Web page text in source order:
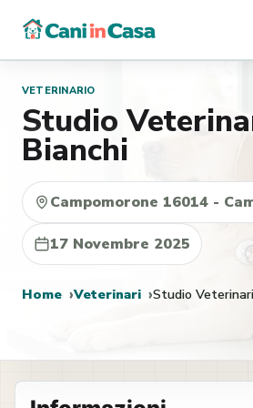
contenuto
VETERINARIO
Studio
Bianchi
Campomorone 16014 -
17 Novembre 2025
Home Veterinari Studio